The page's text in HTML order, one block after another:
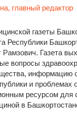
главный редактор
газеты
Республики
Газета
вопросы
информацию
и проблемах
ресурсом для
в